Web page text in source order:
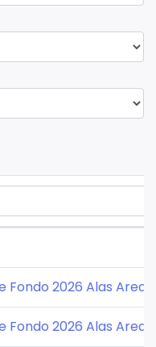
Fondo 2026 Alas
Fondo 2026 Alas